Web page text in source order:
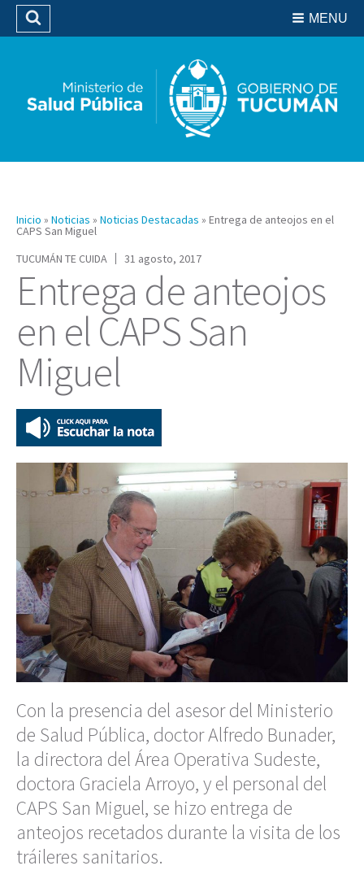
Biblioteca
MENU
Buscar
Inicio » Noticias » Noticias Destacadas » Entrega de anteojos en el
CAPS San Miguel
TUCUMÁN TE CUIDA
31 agosto, 2017
Entrega de anteojos
en el CAPS San
Miguel
Con la presencia del asesor del Ministerio
de Salud Pública, doctor Alfredo Bunader,
la directora del Área Operativa Sudeste,
doctora Graciela Arroyo, y el personal del
CAPS San Miguel, se hizo entrega de
anteojos recetados durante la visita de los
tráileres sanitarios.